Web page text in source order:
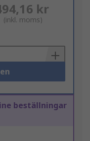
kr
(inkl. moms)
beställningar